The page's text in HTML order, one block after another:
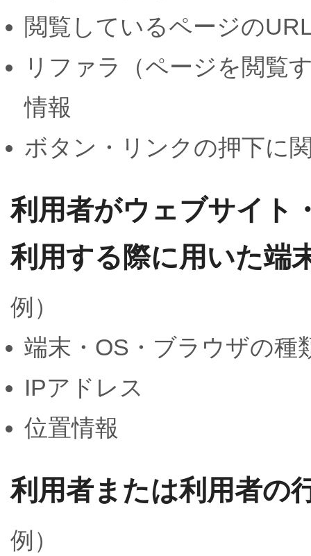
閲覧しているページの
リファラ（ページを閲覧
情報
ボタン・リンクの押下に
利用者がウェブサイト
利用する際に用いた端
例）
端末・OS・ブラウザの種
IPアドレス
位置情報
利用者または利用者の
例）